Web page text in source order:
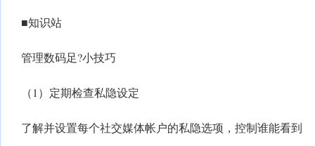
■知识站
管理数码足?小技巧
（1）定期检查私隐设定
了解并设置每个社交媒体帐户的私隐选项，控制谁能看到